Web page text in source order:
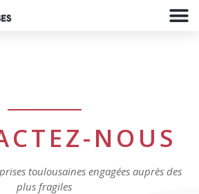
NOUS
toulousaines engagées auprès des
plus fragiles